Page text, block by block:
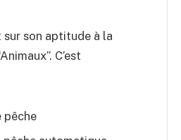
son aptitude à la
C’est
pêche